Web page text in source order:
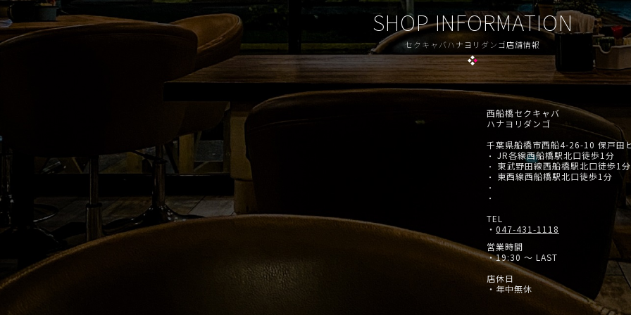
SHOP INFORMATION
セクキャバハナヨリダンゴ店舗情報
西船橋セクキャバ
ハナヨリダンゴ
千葉県船橋市西船4-26-10 保戸田
・ JR各線西船橋駅北口徒歩1分
・ 東武野田線西船橋駅北口徒歩1分
・ 東西線西船橋駅北口徒歩1分
・
・
TEL
・ 047-431-1118
営業時間
・19:30 ～ LAST
店休日
・年中無休